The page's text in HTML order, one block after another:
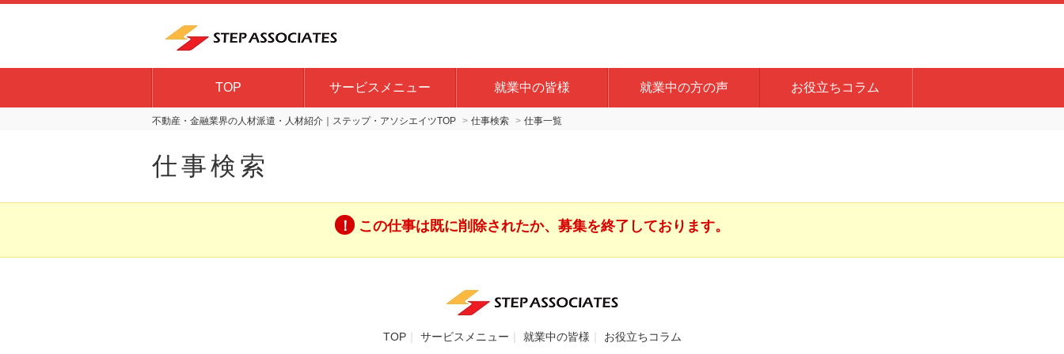
TOP サービスメニュー 就業中の皆様 就業中の方の声 お役立ちコラム
不動産・金融業界の人材派遣・人材紹介｜ステップ・アソシエイツTOP 仕事検索 仕事一覧
仕事検索
この仕事は既に削除されたか、募集を終了しております。
TOP サービスメニュー 就業中の皆様 お役立ちコラム